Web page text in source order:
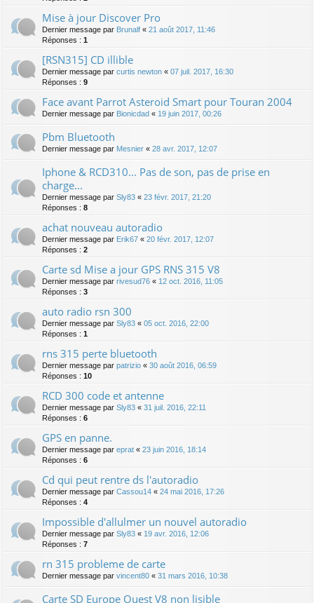
Mise à jour Discover Pro
Dernier message par Brunalf « 21 août 2017, 11:46
Réponses : 1
[RSN315] CD illible
Dernier message par curtis newton « 07 juil. 2017, 16:30
Réponses : 9
Face avant Parrot Asteroid Smart pour Touran 2004
Dernier message par Bionicdad « 19 juin 2017, 00:26
Pbm Bluetooth
Dernier message par Mesnier « 28 avr. 2017, 12:07
Iphone & RCD310... Pas de son, pas de prise en
charge...
Dernier message par Sly83 « 23 févr. 2017, 21:20
Réponses : 8
achat nouveau autoradio
Dernier message par Erik67 « 20 févr. 2017, 12:07
Réponses : 2
Carte sd Mise a jour GPS RNS 315 V8
Dernier message par rivesud76 « 12 oct. 2016, 11:05
Réponses : 3
auto radio rsn 300
Dernier message par Sly83 « 05 oct. 2016, 22:00
Réponses : 1
rns 315 perte bluetooth
Dernier message par patrizio « 30 août 2016, 06:59
Réponses : 10
RCD 300 code et antenne
Dernier message par Sly83 « 31 juil. 2016, 22:11
Réponses : 6
GPS en panne.
Dernier message par eprat « 23 juin 2016, 18:14
Réponses : 6
Cd qui peut rentre ds l'autoradio
Dernier message par Cassou14 « 24 mai 2016, 17:26
Réponses : 4
Impossible d'allulmer un nouvel autoradio
Dernier message par Sly83 « 19 avr. 2016, 12:06
Réponses : 7
rn 315 probleme de carte
Dernier message par vincent80 « 31 mars 2016, 10:38
Carte SD Europe Ouest V8 non lisible